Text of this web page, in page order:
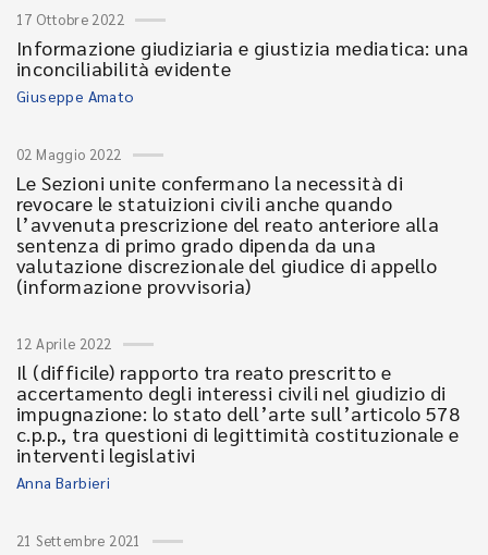
17 Ottobre 2022
Informazione giudiziaria e giustizia mediatica: una
inconciliabilità evidente
Giuseppe Amato
02 Maggio 2022
Le Sezioni unite confermano la necessità di
revocare le statuizioni civili anche quando
l’avvenuta prescrizione del reato anteriore alla
sentenza di primo grado dipenda da una
valutazione discrezionale del giudice di appello
(informazione provvisoria)
12 Aprile 2022
Il (difficile) rapporto tra reato prescritto e
accertamento degli interessi civili nel giudizio di
impugnazione: lo stato dell’arte sull’articolo 578
c.p.p., tra questioni di legittimità costituzionale e
interventi legislativi
Anna Barbieri
21 Settembre 2021